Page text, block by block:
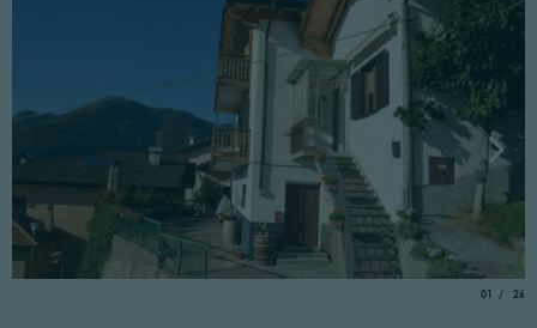
01 di
26